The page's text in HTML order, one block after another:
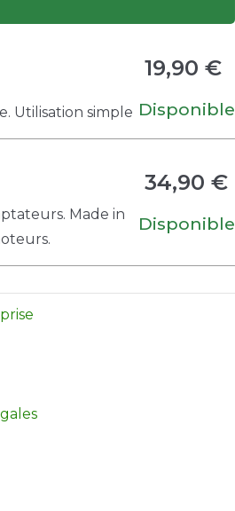
Utilisation simple
19,90 €
Disponible
Made in
34,90 €
Disponible